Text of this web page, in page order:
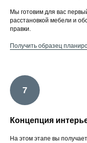
Мы готовим для вас
расстановкой мебели и
правки.
Получить образец
Концепция
На этом этапе вы